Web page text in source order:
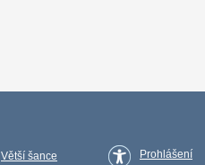
Větší šance
Prohlášení